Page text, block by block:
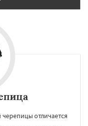
отличается